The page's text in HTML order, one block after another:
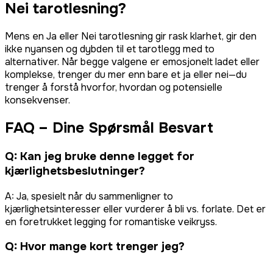
Nei tarotlesning?
Mens en Ja eller Nei tarotlesning gir rask klarhet, gir den
ikke nyansen og dybden til et tarotlegg med to
alternativer. Når begge valgene er emosjonelt ladet eller
komplekse, trenger du mer enn bare et ja eller nei—du
trenger å forstå hvorfor, hvordan og potensielle
konsekvenser.
FAQ – Dine Spørsmål Besvart
Q: Kan jeg bruke denne legget for
kjærlighetsbeslutninger?
A: Ja, spesielt når du sammenligner to
kjærlighetsinteresser eller vurderer å bli vs. forlate. Det er
en foretrukket legging for romantiske veikryss.
Q: Hvor mange kort trenger jeg?